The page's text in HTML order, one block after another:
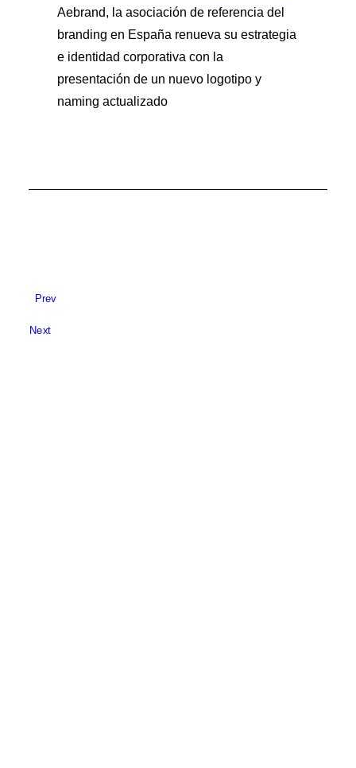
Aebrand, la asociación de referencia del
branding en España renueva su estrategia
e identidad corporativa con la
presentación de un nuevo logotipo y
naming actualizado
Prev
Next